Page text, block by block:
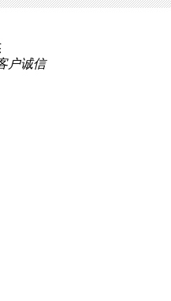
户诚信